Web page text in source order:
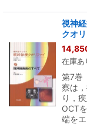
視神
クオ
在庫あ
第7巻
察は
り，
OCT
端を